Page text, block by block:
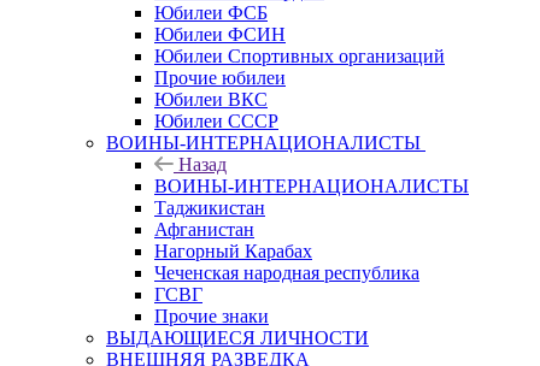
Юбилеи ФСБ
Юбилеи ФСИН
Юбилеи Спортивных организаций
Прочие юбилеи
Юбилеи ВКС
Юбилеи СССР
ВОИНЫ-ИНТЕРНАЦИОНАЛИСТЫ
Назад
ВОИНЫ-ИНТЕРНАЦИОНАЛИСТЫ
Таджикистан
Афганистан
Нагорный Карабах
Чеченская народная республика
ГСВГ
Прочие знаки
ВЫДАЮЩИЕСЯ ЛИЧНОСТИ
ВНЕШНЯЯ РАЗВЕДКА